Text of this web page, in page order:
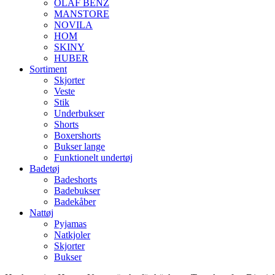
OLAF BENZ
MANSTORE
NOVILA
HOM
SKINY
HUBER
Sortiment
Skjorter
Veste
Stik
Underbukser
Shorts
Boxershorts
Bukser lange
Funktionelt undertøj
Badetøj
Badeshorts
Badebukser
Badekåber
Nattøj
Pyjamas
Natkjoler
Skjorter
Bukser